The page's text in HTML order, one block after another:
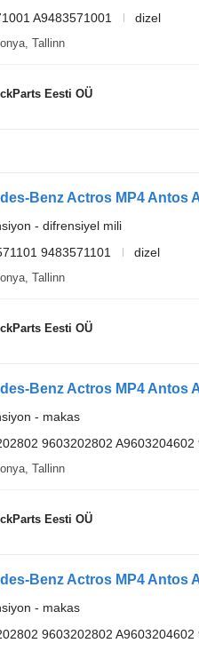
A9483571001
dizel
Tallinn
Eesti OÜ
- difrensiyel mili
9483571101
dizel
Tallinn
Eesti OÜ
- makas
9603202802 A9603204602
Tallinn
Eesti OÜ
- makas
9603202802 A9603204602